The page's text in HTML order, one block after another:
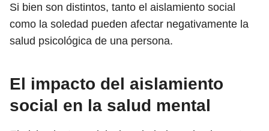
Si bien son distintos, tanto el aislamiento social
como la soledad pueden afectar negativamente la
salud psicológica de una persona.
El impacto del aislamiento
social en la salud mental